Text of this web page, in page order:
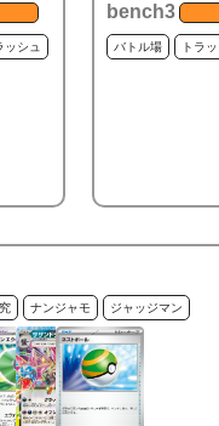
ッシュ
bench3
バトル場 トラ
ナンジャモ ジャッジマン